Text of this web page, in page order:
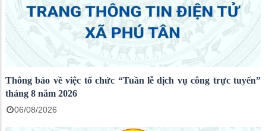
Thông báo về việc tổ chức “Tuần lễ dịch vụ công trực tuyến”
tháng 8 năm 2026
06/08/2026